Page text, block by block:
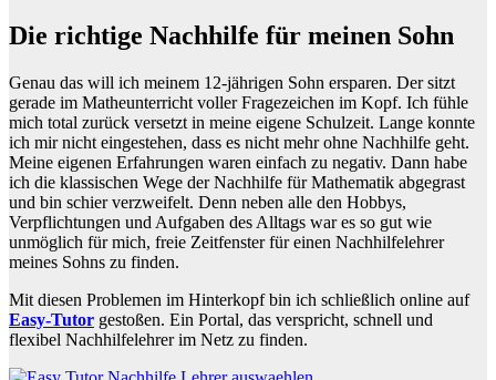
Die richtige Nachhilfe für meinen Sohn
Genau das will ich meinem 12-jährigen Sohn ersparen. Der sitzt
gerade im Matheunterricht voller Fragezeichen im Kopf. Ich fühle
mich total zurück versetzt in meine eigene Schulzeit. Lange konnte
ich mir nicht eingestehen, dass es nicht mehr ohne Nachhilfe geht.
Meine eigenen Erfahrungen waren einfach zu negativ. Dann habe
ich die klassischen Wege der Nachhilfe für Mathematik abgegrast
und bin schier verzweifelt. Denn neben alle den Hobbys,
Verpflichtungen und Aufgaben des Alltags war es so gut wie
unmöglich für mich, freie Zeitfenster für einen Nachhilfelehrer
meines Sohns zu finden.
Mit diesen Problemen im Hinterkopf bin ich schließlich online auf
Easy-Tutor gestoßen. Ein Portal, das verspricht, schnell und
flexibel Nachhilfelehrer im Netz zu finden.